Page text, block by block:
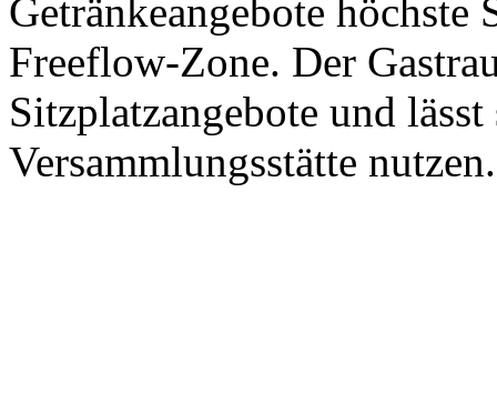
Getränkeangebote höchste
Freeflow-Zone. Der
Sitzplatzangebote und
Versammlungsstätte nutzen.